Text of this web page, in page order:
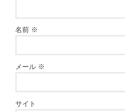
名前 ※
メール ※
サイト